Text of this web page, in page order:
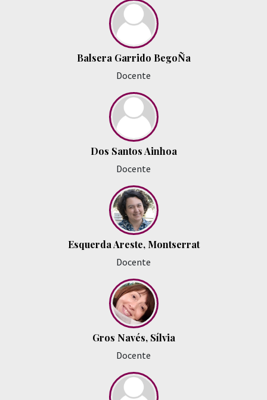
Balsera Garrido BegoÑa
Docente
Dos Santos Ainhoa
Docente
Esquerda Areste, Montserrat
Docente
Gros Navés, Sílvia
Docente